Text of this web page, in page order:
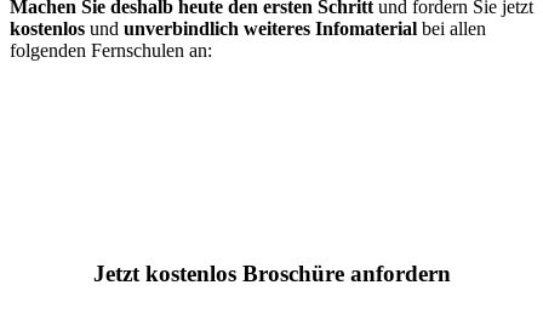
Machen Sie deshalb heute den ersten Schritt und fordern Sie jetzt
kostenlos und unverbindlich weiteres Infomaterial bei allen
folgenden Fernschulen an:
Jetzt kostenlos Broschüre anfordern